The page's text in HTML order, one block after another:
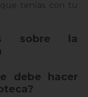
tenías con tu
sobre la
debe hacer